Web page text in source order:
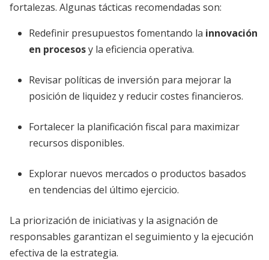
fortalezas. Algunas tácticas recomendadas son:
Redefinir presupuestos fomentando la innovación
en procesosy la eficiencia operativa.
Revisar políticas de inversión para mejorar la
posición de liquidez y reducir costes financieros.
Fortalecer la planificación fiscal para maximizar
recursos disponibles.
Explorar nuevos mercados o productos basados
en tendencias del último ejercicio.
La priorización de iniciativas y la asignación de
responsables garantizan el seguimiento y la ejecución
efectiva de la estrategia.